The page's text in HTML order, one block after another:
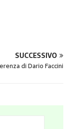
SUCCESSIVO
di Dario Faccini